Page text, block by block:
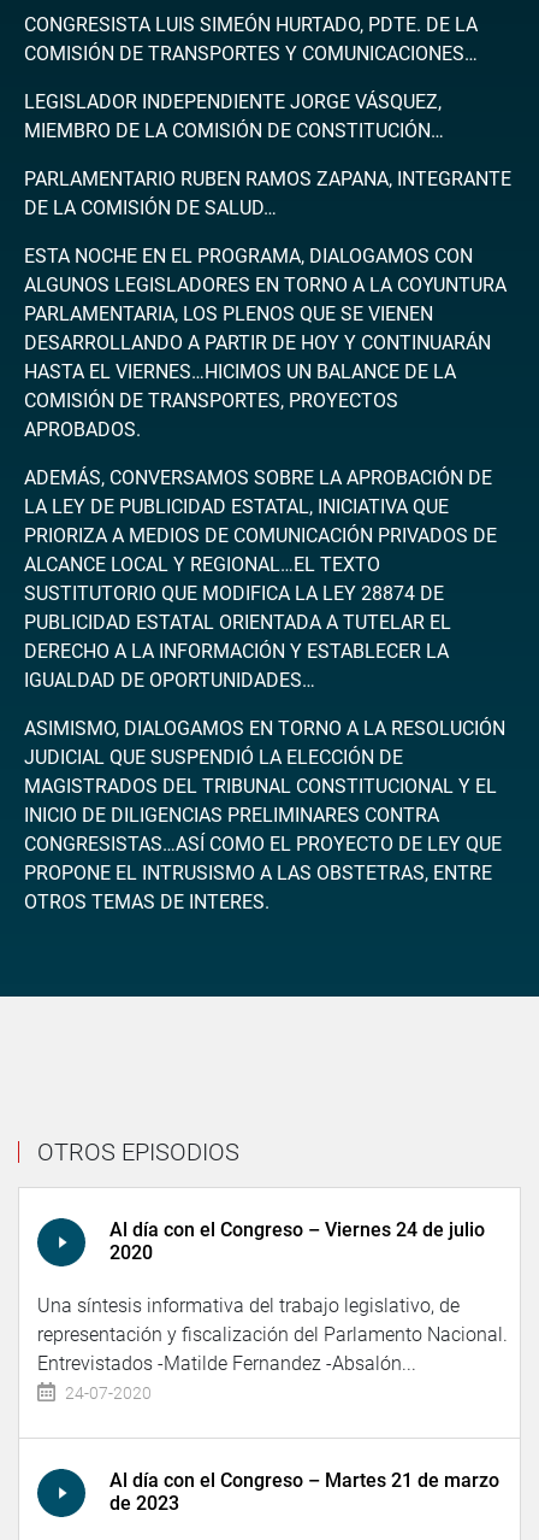
CONGRESISTA LUIS SIMEÓN HURTADO, PDTE. DE LA
COMISIÓN DE TRANSPORTES Y COMUNICACIONES…
LEGISLADOR INDEPENDIENTE JORGE VÁSQUEZ,
MIEMBRO DE LA COMISIÓN DE CONSTITUCIÓN…
PARLAMENTARIO RUBEN RAMOS ZAPANA, INTEGRANTE
DE LA COMISIÓN DE SALUD…
ESTA NOCHE EN EL PROGRAMA, DIALOGAMOS CON
ALGUNOS LEGISLADORES EN TORNO A LA COYUNTURA
PARLAMENTARIA, LOS PLENOS QUE SE VIENEN
DESARROLLANDO A PARTIR DE HOY Y CONTINUARÁN
HASTA EL VIERNES…HICIMOS UN BALANCE DE LA
COMISIÓN DE TRANSPORTES, PROYECTOS
APROBADOS.
ADEMÁS, CONVERSAMOS SOBRE LA APROBACIÓN DE
LA LEY DE PUBLICIDAD ESTATAL, INICIATIVA QUE
PRIORIZA A MEDIOS DE COMUNICACIÓN PRIVADOS DE
ALCANCE LOCAL Y REGIONAL…EL TEXTO
SUSTITUTORIO QUE MODIFICA LA LEY 28874 DE
PUBLICIDAD ESTATAL ORIENTADA A TUTELAR EL
DERECHO A LA INFORMACIÓN Y ESTABLECER LA
IGUALDAD DE OPORTUNIDADES…
ASIMISMO, DIALOGAMOS EN TORNO A LA RESOLUCIÓN
JUDICIAL QUE SUSPENDIÓ LA ELECCIÓN DE
MAGISTRADOS DEL TRIBUNAL CONSTITUCIONAL Y EL
INICIO DE DILIGENCIAS PRELIMINARES CONTRA
CONGRESISTAS…ASÍ COMO EL PROYECTO DE LEY QUE
PROPONE EL INTRUSISMO A LAS OBSTETRAS, ENTRE
OTROS TEMAS DE INTERES.
OTROS EPISODIOS
Al día con el Congreso – Viernes 24 de julio
2020
Una síntesis informativa del trabajo legislativo, de
representación y fiscalización del Parlamento Nacional.
Entrevistados -Matilde Fernandez -Absalón...
24-07-2020
Al día con el Congreso – Martes 21 de marzo
de 2023